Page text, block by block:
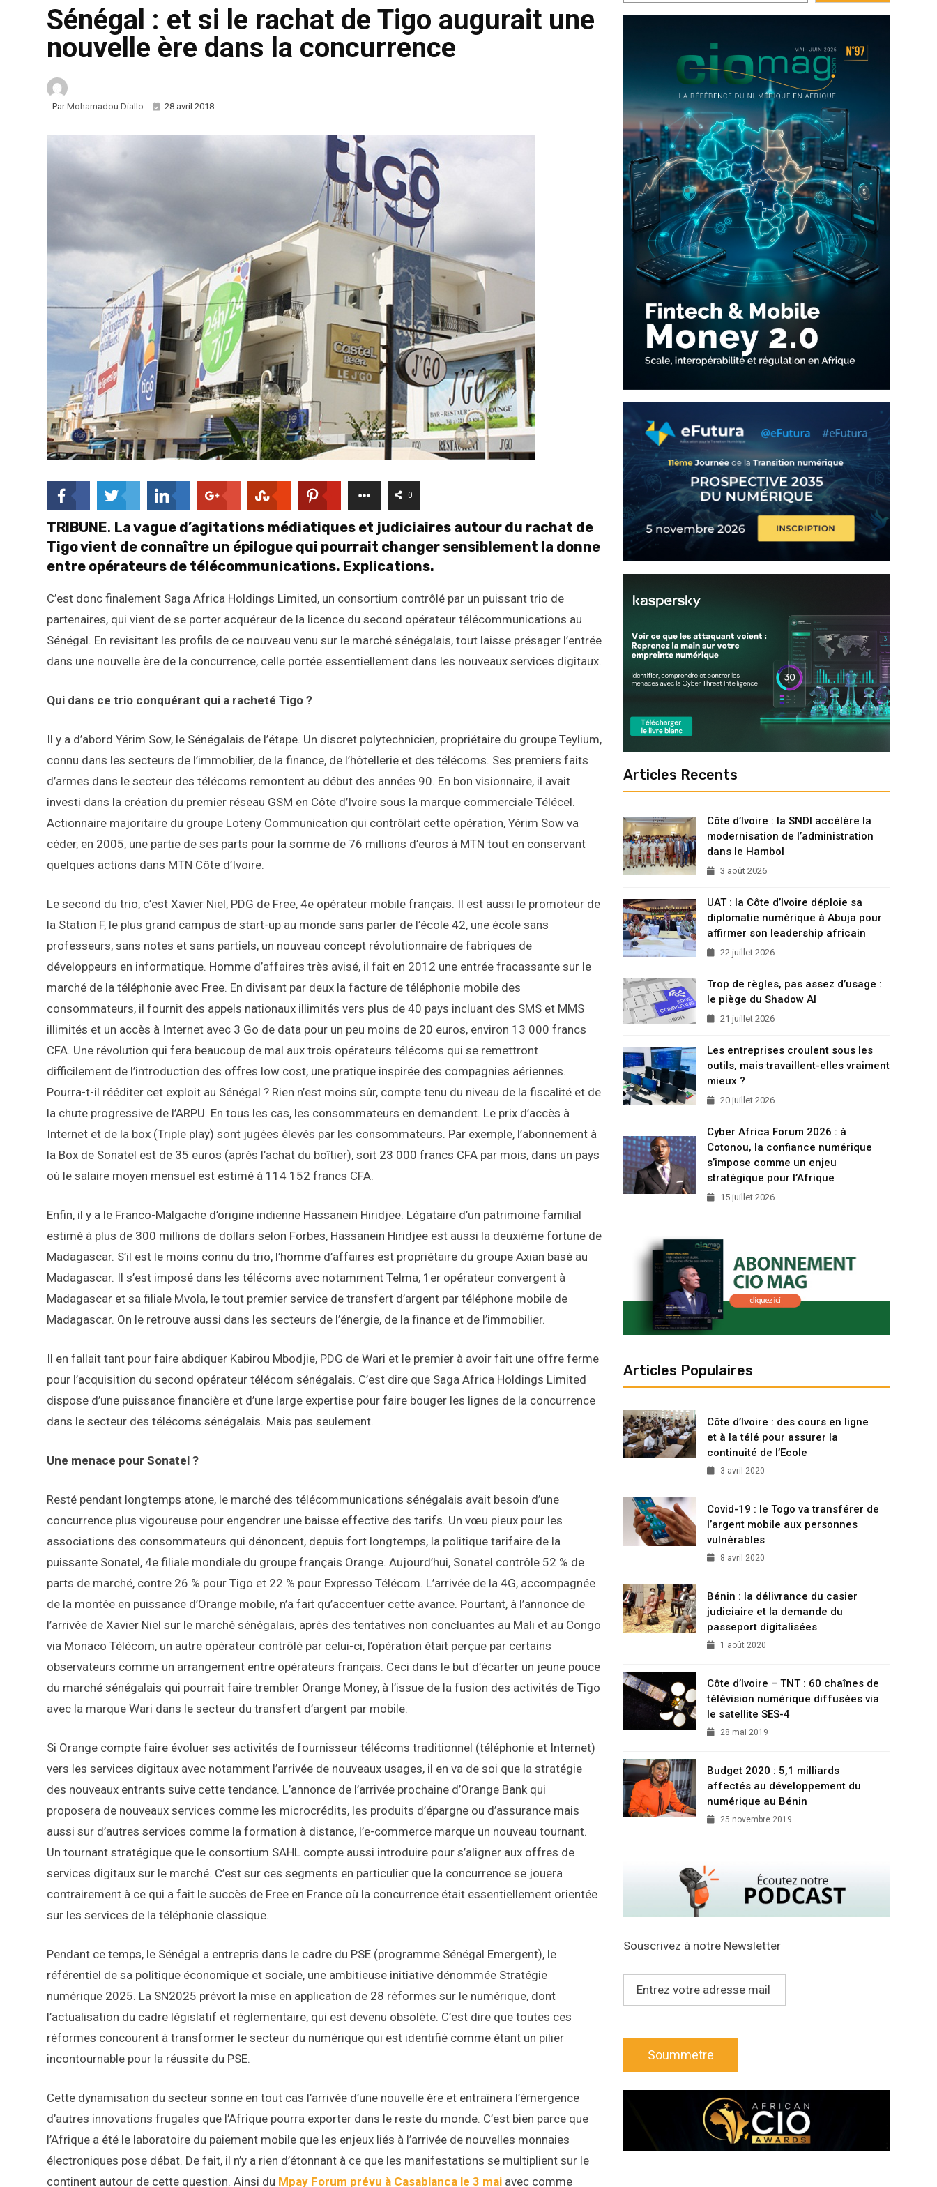
Sénégal : et si le rachat de Tigo augurait une
nouvelle ère dans la concurrence
ParMohamadou Diallo 28 avril 2018
0
TRIBUNE. La vague d’agitations médiatiques et judiciaires autour du rachat de
Tigo vient de connaître un épilogue qui pourrait changer sensiblement la donne
entre opérateurs de télécommunications. Explications.
C’est donc finalement Saga Africa Holdings Limited, un consortium contrôlé par un puissant trio de
partenaires, qui vient de se porter acquéreur de la licence du second opérateur télécommunications au
Sénégal. En revisitant les profils de ce nouveau venu sur le marché sénégalais, tout laisse présager l’entrée
dans une nouvelle ère de la concurrence, celle portée essentiellement dans les nouveaux services digitaux.
Qui dans ce trio conquérant qui a racheté Tigo ?
Il y a d’abord Yérim Sow, le Sénégalais de l’étape. Un discret polytechnicien, propriétaire du groupe Teylium,
connu dans les secteurs de l’immobilier, de la finance, de l’hôtellerie et des télécoms. Ses premiers faits
d’armes dans le secteur des télécoms remontent au début des années 90. En bon visionnaire, il avait
investi dans la création du premier réseau GSM en Côte d’Ivoire sous la marque commerciale Télécel.
Actionnaire majoritaire du groupe Loteny Communication qui contrôlait cette opération, Yérim Sow va
céder, en 2005, une partie de ses parts pour la somme de 76 millions d’euros à MTN tout en conservant
quelques actions dans MTN Côte d’Ivoire.
Le second du trio, c’est Xavier Niel, PDG de Free, 4e opérateur mobile français. Il est aussi le promoteur de
la Station F, le plus grand campus de start-up au monde sans parler de l’école 42, une école sans
professeurs, sans notes et sans partiels, un nouveau concept révolutionnaire de fabriques de
développeurs en informatique. Homme d’affaires très avisé, il fait en 2012 une entrée fracassante sur le
marché de la téléphonie avec Free. En divisant par deux la facture de téléphonie mobile des
consommateurs, il fournit des appels nationaux illimités vers plus de 40 pays incluant des SMS et MMS
illimités et un accès à Internet avec 3 Go de data pour un peu moins de 20 euros, environ 13 000 francs
CFA. Une révolution qui fera beaucoup de mal aux trois opérateurs télécoms qui se remettront
difficilement de l’introduction des offres low cost, une pratique inspirée des compagnies aériennes.
Pourra-t-il rééditer cet exploit au Sénégal ? Rien n’est moins sûr, compte tenu du niveau de la fiscalité et de
la chute progressive de l’ARPU. En tous les cas, les consommateurs en demandent. Le prix d’accès à
Internet et de la box (Triple play) sont jugées élevés par les consommateurs. Par exemple, l’abonnement à
la Box de Sonatel est de 35 euros (après l’achat du boîtier), soit 23 000 francs CFA par mois, dans un pays
où le salaire moyen mensuel est estimé à 114 152 francs CFA.
Enfin, il y a le Franco-Malgache d’origine indienne Hassanein Hiridjee. Légataire d’un patrimoine familial
estimé à plus de 300 millions de dollars selon Forbes, Hassanein Hiridjee est aussi la deuxième fortune de
Madagascar. S’il est le moins connu du trio, l’homme d’affaires est propriétaire du groupe Axian basé au
Madagascar. Il s’est imposé dans les télécoms avec notamment Telma, 1er opérateur convergent à
Madagascar et sa filiale Mvola, le tout premier service de transfert d’argent par téléphone mobile de
Madagascar. On le retrouve aussi dans les secteurs de l’énergie, de la finance et de l’immobilier.
Il en fallait tant pour faire abdiquer Kabirou Mbodjie, PDG de Wari et le premier à avoir fait une offre ferme
pour l’acquisition du second opérateur télécom sénégalais. C’est dire que Saga Africa Holdings Limited
dispose d’une puissance financière et d’une large expertise pour faire bouger les lignes de la concurrence
dans le secteur des télécoms sénégalais. Mais pas seulement.
Une menace pour Sonatel ?
Resté pendant longtemps atone, le marché des télécommunications sénégalais avait besoin d’une
concurrence plus vigoureuse pour engendrer une baisse effective des tarifs. Un vœu pieux pour les
associations des consommateurs qui dénoncent, depuis fort longtemps, la politique tarifaire de la
puissante Sonatel, 4e filiale mondiale du groupe français Orange. Aujourd’hui, Sonatel contrôle 52 % de
parts de marché, contre 26 % pour Tigo et 22 % pour Expresso Télécom. L’arrivée de la 4G, accompagnée
de la montée en puissance d’Orange mobile, n’a fait qu’accentuer cette avance. Pourtant, à l’annonce de
l’arrivée de Xavier Niel sur le marché sénégalais, après des tentatives non concluantes au Mali et au Congo
via Monaco Télécom, un autre opérateur contrôlé par celui-ci, l’opération était perçue par certains
observateurs comme un arrangement entre opérateurs français. Ceci dans le but d’écarter un jeune pouce
du marché sénégalais qui pourrait faire trembler Orange Money, à l’issue de la fusion des activités de Tigo
avec la marque Wari dans le secteur du transfert d’argent par mobile.
Si Orange compte faire évoluer ses activités de fournisseur télécoms traditionnel (téléphonie et Internet)
vers les services digitaux avec notamment l’arrivée de nouveaux usages, il en va de soi que la stratégie
des nouveaux entrants suive cette tendance. L’annonce de l’arrivée prochaine d’Orange Bank qui
proposera de nouveaux services comme les microcrédits, les produits d’épargne ou d’assurance mais
aussi sur d’autres services comme la formation à distance, l’e-commerce marque un nouveau tournant.
Un tournant stratégique que le consortium SAHL compte aussi introduire pour s’aligner aux offres de
services digitaux sur le marché. C’est sur ces segments en particulier que la concurrence se jouera
contrairement à ce qui a fait le succès de Free en France où la concurrence était essentiellement orientée
sur les services de la téléphonie classique.
Pendant ce temps, le Sénégal a entrepris dans le cadre du PSE (programme Sénégal Emergent), le
référentiel de sa politique économique et sociale, une ambitieuse initiative dénommée Stratégie
numérique 2025. La SN2025 prévoit la mise en application de 28 réformes sur le numérique, dont
l’actualisation du cadre législatif et réglementaire, qui est devenu obsolète. C’est dire que toutes ces
réformes concourent à transformer le secteur du numérique qui est identifié comme étant un pilier
incontournable pour la réussite du PSE.
Cette dynamisation du secteur sonne en tout cas l’arrivée d’une nouvelle ère et entraînera l’émergence
d’autres innovations frugales que l’Afrique pourra exporter dans le reste du monde. C’est bien parce que
l’Afrique a été le laboratoire du paiement mobile que les enjeux liés à l’arrivée de nouvelles monnaies
électroniques pose débat. De fait, il n’y a rien d’étonnant à ce que les manifestations se multiplient sur le
continent autour de cette question. Ainsi du Mpay Forum prévu à Casablanca le 3 mai avec comme
Articles Recents
Côte d’Ivoire : la SNDI accélère la
modernisation de l’administration
dans le Hambol
3 août 2026
UAT : la Côte d’Ivoire déploie sa
diplomatie numérique à Abuja pour
affirmer son leadership africain
22 juillet 2026
Trop de règles, pas assez d’usage :
le piège du Shadow AI
21 juillet 2026
Les entreprises croulent sous les
outils, mais travaillent-elles vraiment
mieux ?
20 juillet 2026
Cyber Africa Forum 2026 : à
Cotonou, la confiance numérique
s’impose comme un enjeu
stratégique pour l’Afrique
15 juillet 2026
Articles Populaires
Côte d’Ivoire : des cours en ligne
et à la télé pour assurer la
continuité de l’Ecole
3 avril 2020
Covid-19 : le Togo va transférer de
l’argent mobile aux personnes
vulnérables
8 avril 2020
Bénin : la délivrance du casier
judiciaire et la demande du
passeport digitalisées
1 août 2020
Côte d’Ivoire – TNT : 60 chaînes de
télévision numérique diffusées via
le satellite SES-4
28 mai 2019
Budget 2020 : 5,1 milliards
affectés au développement du
numérique au Bénin
25 novembre 2019
Souscrivez à notre Newsletter